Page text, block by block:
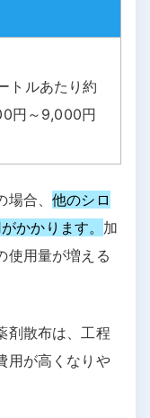
トルあたり約
円～9,000円
場合、他のシロ
かかります。 加
使用量が増える
剤散布は、工程
用が高くなりや